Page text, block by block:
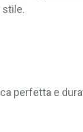
stile.
perfetta e